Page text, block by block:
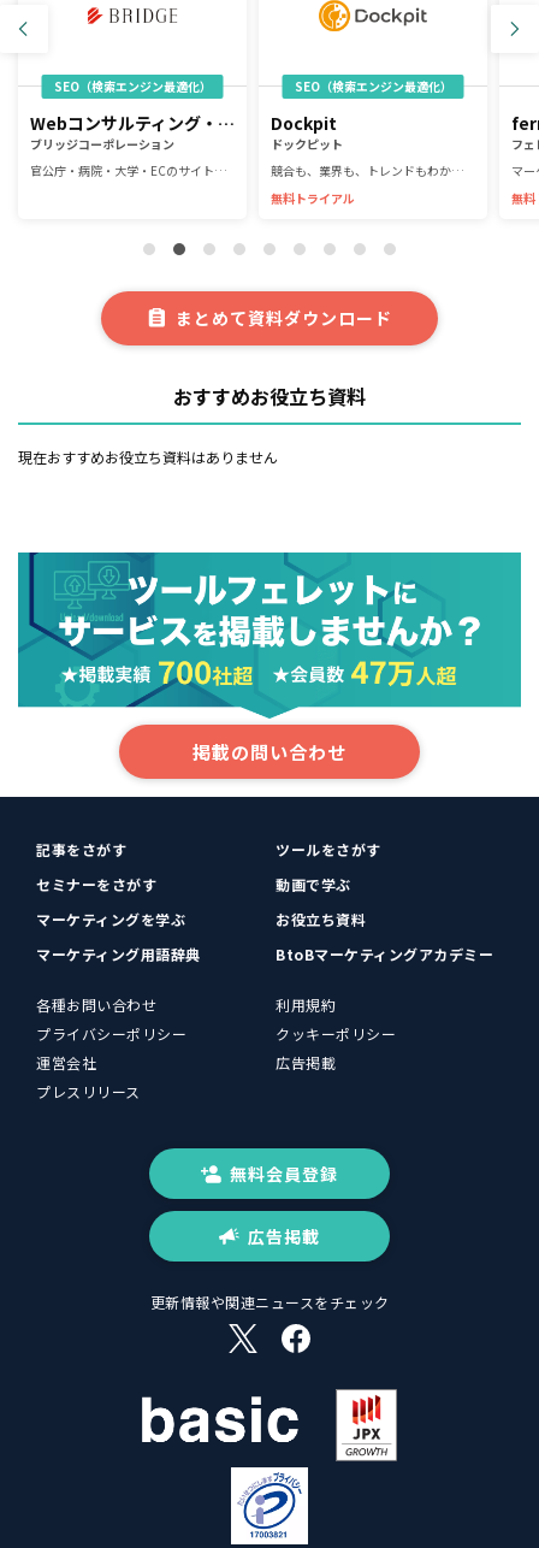
Webコンサルティング・サイト制作・システム開発・運用支援
ブリッジコーポレーション
官公庁・病院・大学・ECのサイト制作・運用など幅広い実績あり
SEO（検索エンジン最適化）
Dockpit
ドックピット
競合も、業界も、トレンドもわかる、リサーチエンジン
SEO（検索エンジン最適化）
無料トライアル
フ
無料
まとめて資料ダウンロード
おすすめお役立ち資料
掲載の問い合わせ
記事をさがす
ツールをさがす
セミナーをさがす
動画で学ぶ
マーケティングを学ぶ
お役立ち資料
マーケティング用語辞典
BtoBマーケティングアカデミー
各種お問い合わせ
利用規約
プライバシーポリシー
クッキーポリシー
運営会社
広告掲載
プレスリリース
無料会員登録
広告掲載
更新情報や関連ニュースをチェック